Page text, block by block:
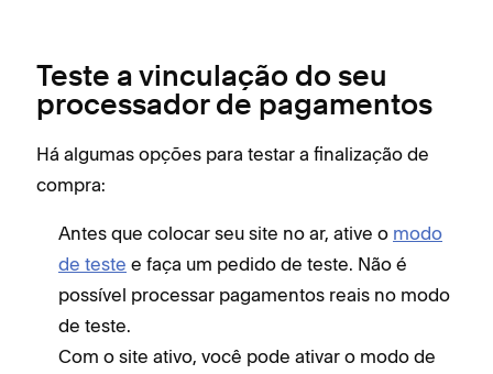
Teste a vinculação do seu
processador de pagamentos
Há algumas opções para testar a finalização de
compra:
Antes que colocar seu site no ar, ative o modo
de teste e faça um pedido de teste. Não é
possível processar pagamentos reais no modo
de teste.
Com o site ativo, você pode ativar o modo de